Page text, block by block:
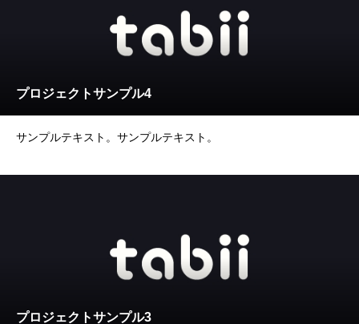
プロジェクトサンプル4
サンプルテキスト。サンプルテキスト。
プロジェクトサンプル3